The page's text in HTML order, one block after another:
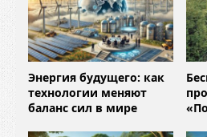
Энергия будущего: как
технологии меняют
баланс сил в мире